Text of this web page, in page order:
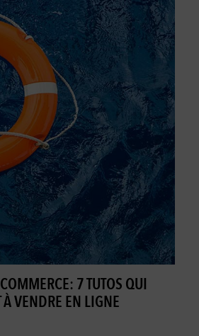
7 TUTOS QUI
VENDRE EN LIGNE